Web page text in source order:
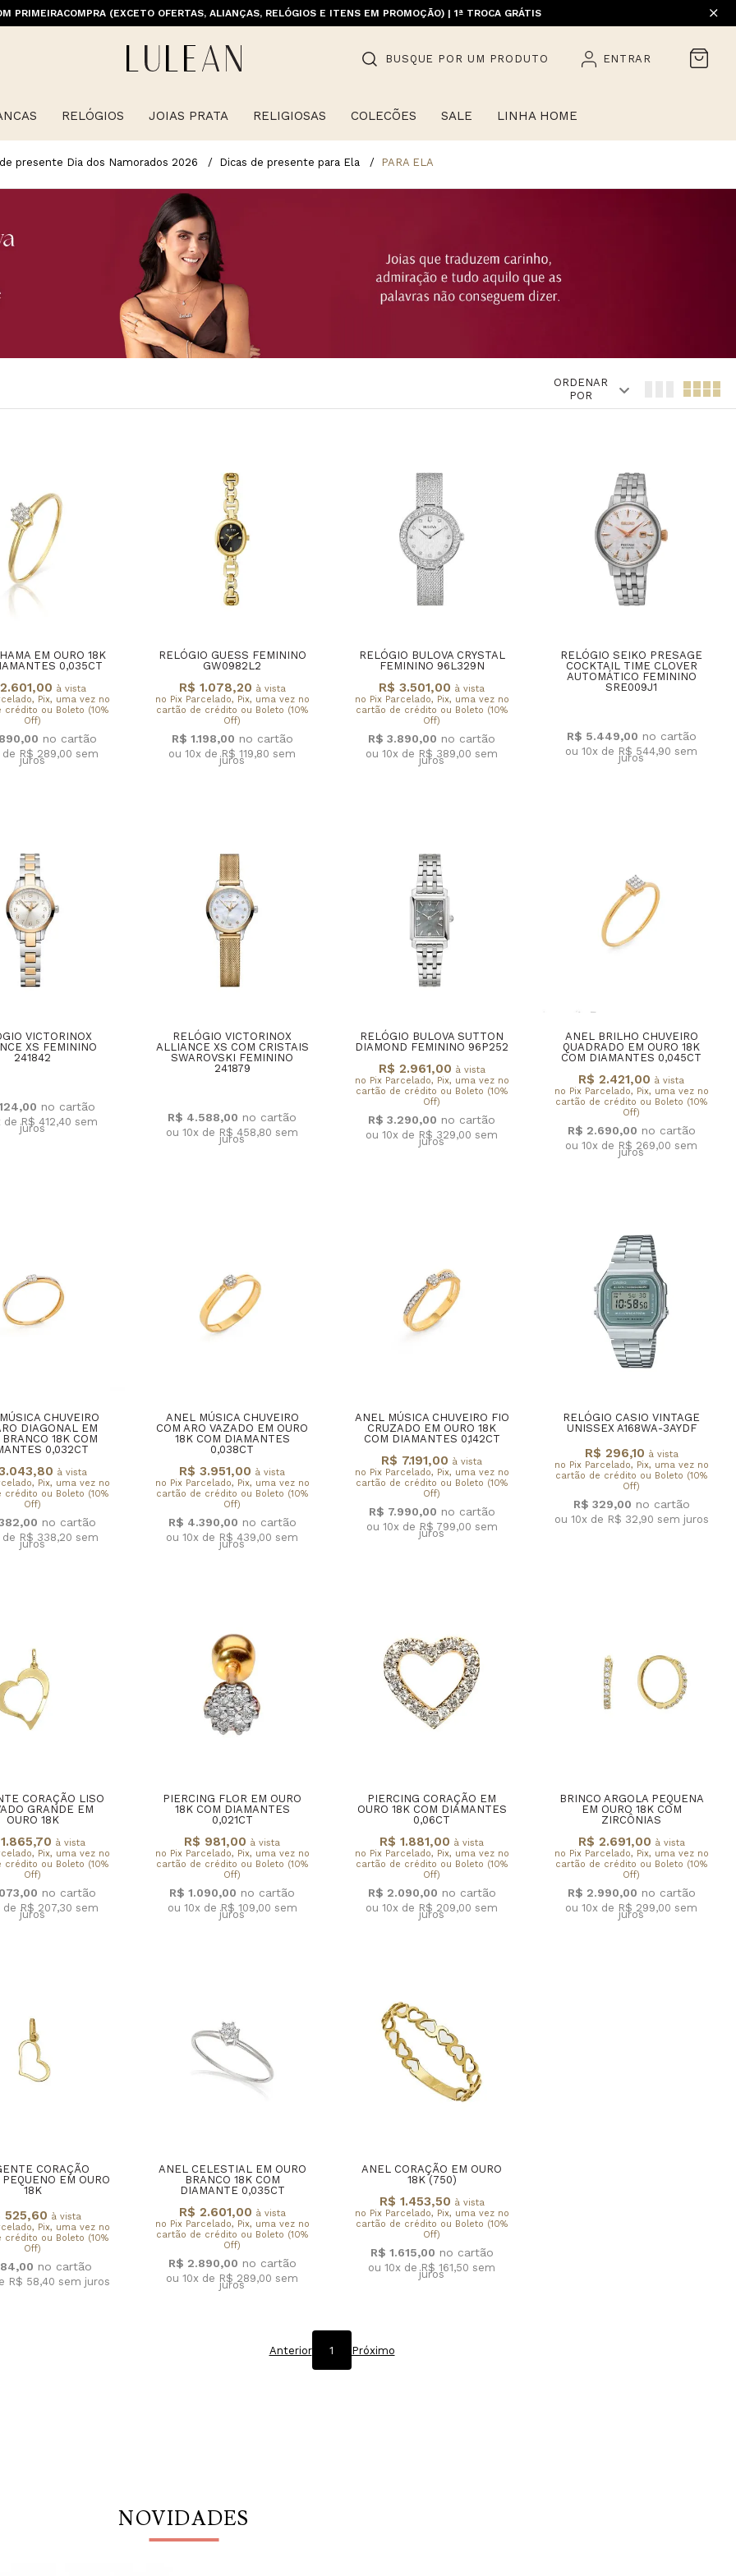
PRIMEIRACOMPRA (EXCETO OFERTAS, ALIANÇAS, RELÓGIOS E ITENS EM PROMOÇÃO) | 1ª TROCA GRÁTIS
BUSQUE POR UM PRODUTO ENTRAR
RELÓGIOS JOIAS PRATA RELIGIOSAS COLECÕES SALE LINHA HOME
presente Dia dos Namorados 2026 Dicas de presente para Ela PARA ELA
ORDENAR
POR
EM OURO 18K
0,035CT
à vista
Pix, uma vez no
crédito ou Boleto (10%
Off)
de R$ 289,00 sem
juros
RELÓGIO GUESS FEMININO
GW0982L2
R$ 1.078,20 à vista
no Pix Parcelado, Pix, uma vez no
cartão de crédito ou Boleto (10%
Off)
R$ 1.198,00
ou 10x de R$ 119,80 sem
juros
RELÓGIO BULOVA CRYSTAL
FEMININO 96L329N
R$ 3.501,00 à vista
no Pix Parcelado, Pix, uma vez no
cartão de crédito ou Boleto (10%
Off)
R$ 3.890,00
ou 10x de R$ 389,00 sem
juros
RELÓGIO SEIKO PRESAGE
COCKTAIL TIME CLOVER
AUTOMÁTICO FEMININO
SRE009J1
R$ 5.449,00
ou 10x de R$ 544,90 sem
juros
VICTORINOX
XS FEMININO
241842
de R$ 412,40 sem
juros
RELÓGIO VICTORINOX
ALLIANCE XS COM CRISTAIS
SWAROVSKI FEMININO
241879
R$ 4.588,00
ou 10x de R$ 458,80 sem
juros
RELÓGIO BULOVA SUTTON
DIAMOND FEMININO 96P252
R$ 2.961,00 à vista
no Pix Parcelado, Pix, uma vez no
cartão de crédito ou Boleto (10%
Off)
R$ 3.290,00
ou 10x de R$ 329,00 sem
juros
ANEL BRILHO CHUVEIRO
QUADRADO EM OURO 18K
COM DIAMANTES 0,045CT
R$ 2.421,00 à vista
no Pix Parcelado, Pix, uma vez no
cartão de crédito ou Boleto (10%
Off)
R$ 2.690,00
ou 10x de R$ 269,00 sem
juros
CHUVEIRO
DIAGONAL EM
BRANCO 18K COM
0,032CT
à vista
Pix, uma vez no
crédito ou Boleto (10%
Off)
de R$ 338,20 sem
juros
ANEL MÚSICA CHUVEIRO
COM ARO VAZADO EM OURO
18K COM DIAMANTES
0,038CT
R$ 3.951,00 à vista
no Pix Parcelado, Pix, uma vez no
cartão de crédito ou Boleto (10%
Off)
R$ 4.390,00
ou 10x de R$ 439,00 sem
juros
ANEL MÚSICA CHUVEIRO FIO
CRUZADO EM OURO 18K
COM DIAMANTES 0,142CT
R$ 7.191,00 à vista
no Pix Parcelado, Pix, uma vez no
cartão de crédito ou Boleto (10%
Off)
R$ 7.990,00
ou 10x de R$ 799,00 sem
juros
RELÓGIO CASIO VINTAGE
UNISSEX A168WA-3AYDF
R$ 296,10 à vista
no Pix Parcelado, Pix, uma vez no
cartão de crédito ou Boleto (10%
Off)
R$ 329,00
ou 10x de R$ 32,90 sem juros
CORAÇÃO LISO
GRANDE EM
OURO 18K
à vista
Pix, uma vez no
crédito ou Boleto (10%
Off)
de R$ 207,30 sem
juros
PIERCING FLOR EM OURO
18K COM DIAMANTES
0,021CT
R$ 981,00 à vista
no Pix Parcelado, Pix, uma vez no
cartão de crédito ou Boleto (10%
Off)
R$ 1.090,00
ou 10x de R$ 109,00 sem
juros
PIERCING CORAÇÃO EM
OURO 18K COM DIAMANTES
0,06CT
R$ 1.881,00 à vista
no Pix Parcelado, Pix, uma vez no
cartão de crédito ou Boleto (10%
Off)
R$ 2.090,00
ou 10x de R$ 209,00 sem
juros
BRINCO ARGOLA PEQUENA
EM OURO 18K COM
ZIRCÔNIAS
R$ 2.691,00 à vista
no Pix Parcelado, Pix, uma vez no
cartão de crédito ou Boleto (10%
Off)
R$ 2.990,00
ou 10x de R$ 299,00 sem
juros
CORAÇÃO
EM OURO
18K
525,60 à vista
Pix, uma vez no
crédito ou Boleto (10%
Off)
R$ 58,40 sem juros
ANEL CELESTIAL EM OURO
BRANCO 18K COM
DIAMANTE 0,035CT
R$ 2.601,00 à vista
no Pix Parcelado, Pix, uma vez no
cartão de crédito ou Boleto (10%
Off)
R$ 2.890,00
ou 10x de R$ 289,00 sem
juros
ANEL CORAÇÃO EM OURO
18K (750)
R$ 1.453,50 à vista
no Pix Parcelado, Pix, uma vez no
cartão de crédito ou Boleto (10%
Off)
R$ 1.615,00
ou 10x de R$ 161,50 sem
juros
Anterior 1 Próximo
NOVIDADES